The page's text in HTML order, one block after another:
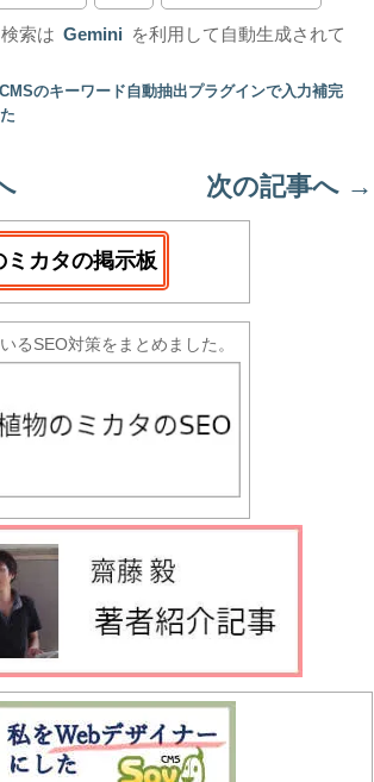
索は Gemini
を利用して自動生成されて
のキーワード自動抽出プラグインで入力補完
次の記事へ →
ミカタの掲示板
るSEO対策をまとめました。